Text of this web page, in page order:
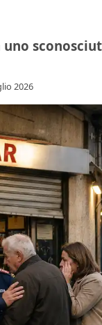
2026